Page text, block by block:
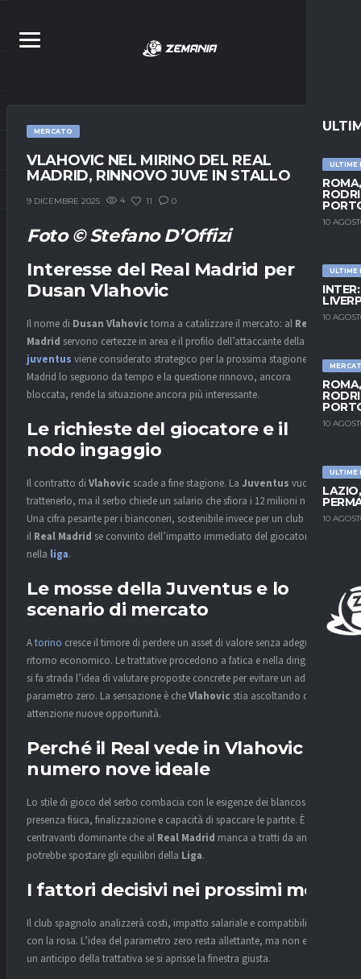
ULTIME
10
ULTIME
10
10
ULTIME
10
MERCATO
VLAHOVIC NEL MIRINO DEL REAL
MADRID, RINNOVO JUVE IN STALLO
9 DICEMBRE 2025 4 11 0
Foto © Stefano D’Offizi
Interesse del Real Madrid per
Dusan Vlahovic
Il nome di Dusan Vlahovic torna a catalizzare il mercato: al Real
Madrid servono certezze in area e il profilo dell’attaccante della
juventus viene considerato strategico per la prossima stagione. A
Madrid lo seguono da tempo e la questione rinnovo, ancora
bloccata, rende la situazione ancora più interessante.
Le richieste del giocatore e il
nodo ingaggio
Il contratto di Vlahovic scade a fine stagione. La Juventus vuole
trattenerlo, ma il serbo chiede un salario che sfiora i 12 milioni netti.
Una cifra pesante per i bianconeri, sostenibile invece per un club come
il Real Madrid se convinto dell’impatto immediato del giocatore
nella liga.
Le mosse della Juventus e lo
scenario di mercato
Atorino cresce il timore di perdere un asset di valore senza adeguato
ritorno economico. Le trattative procedono a fatica e nella dirigenza
si fa strada l’idea di valutare proposte concrete per evitare un addio a
parametro zero. La sensazione è cheVlahovic stia ascoltando con
attenzione nuove opportunità.
Perché il Real vede in Vlahovic il
numero nove ideale
Lo stile di gioco del serbo combacia con le esigenze dei blancos:
presenza fisica, finalizzazione e capacità di spaccare le partite. È il
centravanti dominante che al Real Madrid manca a tratti da anni e
potrebbe spostare gli equilibri della Liga.
I fattori decisivi nei prossimi mesi
Il club spagnolo analizzerà costi, impatto salariale e compatibilità
con la rosa. L’idea del parametro zero resta allettante, ma non esclude
un anticipo della trattativa se si aprisse la finestra giusta.